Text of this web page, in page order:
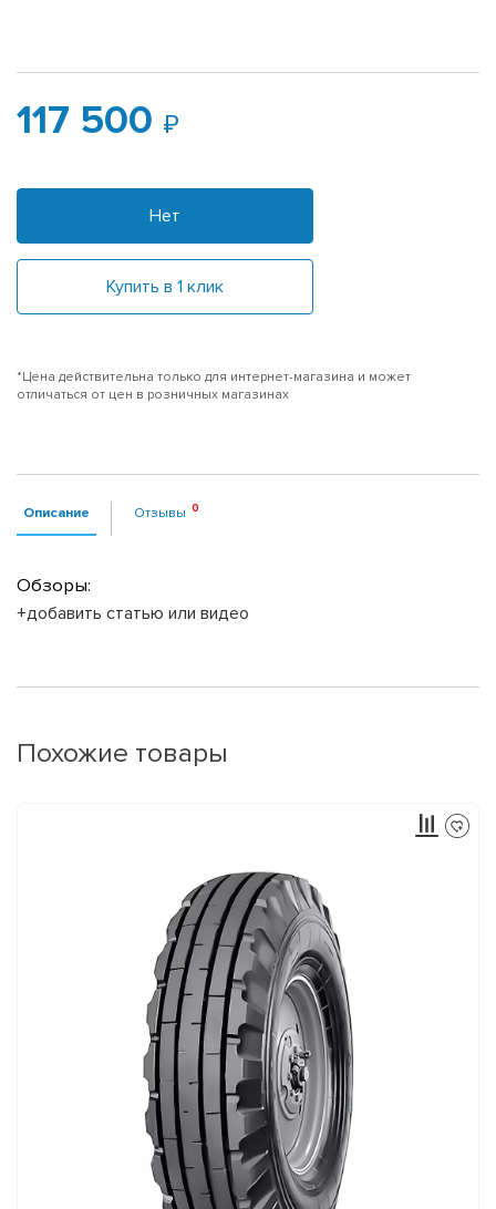
117 500
Нет
Купить в 1 клик
*Цена действительна только для интернет-магазина и может
отличаться от цен в розничных магазинах
Описание Отзывы
Обзоры:
+добавить статью или видео
Похожие товары